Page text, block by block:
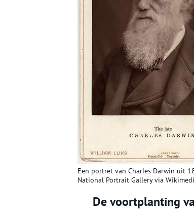
Een portret van Charles Darwin uit
National Portrait Gallery via
De voortplanting